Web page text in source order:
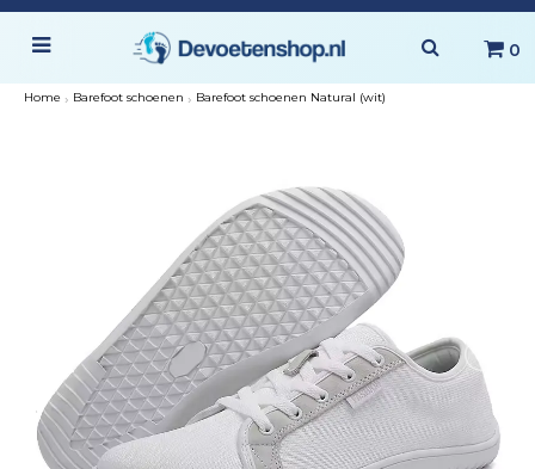
0
Home › Barefoot schoenen › Barefoot schoenen Natural (wit)